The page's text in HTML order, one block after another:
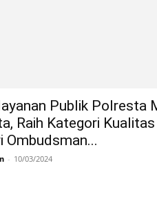
Publik Polresta
Raih Kategori
Ombudsman...
- 10/03/2024